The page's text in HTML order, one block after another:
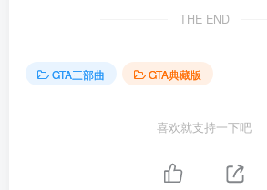
THE END
GTA三部曲 GTA典藏版
喜欢就支持一下吧